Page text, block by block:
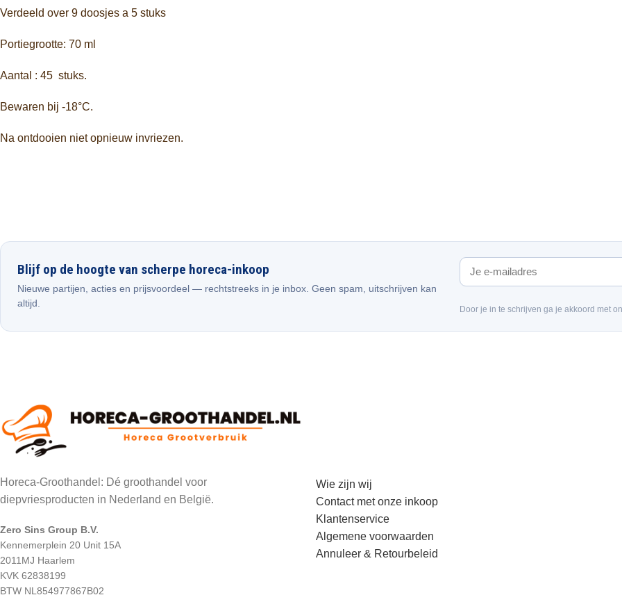
Verdeeld over 9 doosjes a 5 stuks
Portiegrootte: 70 ml
Aantal : 45 stuks.
Bewaren bij -18°C.
Na ontdooien niet opnieuw invriezen.
Blijf op de hoogte van scherpe horeca-inkoop
Nieuwe partijen, acties en prijsvoordeel — rechtstreeks in je inbox. Geen spam, uitschrijven kan
altijd.
Door je in te schrijven ga je akkoord met
Horeca-Groothandel: Dé groothandel voor
diepvriesproducten in Nederland en België.
Zero Sins Group B.V.
Kennemerplein 20 Unit 15A
2011MJ Haarlem
KVK 62838199
BTW NL854977867B02
Wie zijn wij
Contact met onze inkoop
Klantenservice
Algemene voorwaarden
Annuleer & Retourbeleid